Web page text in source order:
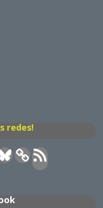
redes!
Feed
RSS